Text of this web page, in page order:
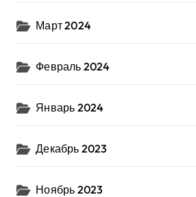
Март 2024
Февраль 2024
Январь 2024
Декабрь 2023
Ноябрь 2023